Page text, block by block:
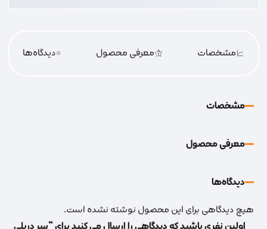
مشخصات معرفی محصول 0دیدگاه‌‌ها
مشخصات
معرفی محصول
دیدگاه‌‌ها
هیچ دیدگاهی برای این محصول نوشته نشده است.